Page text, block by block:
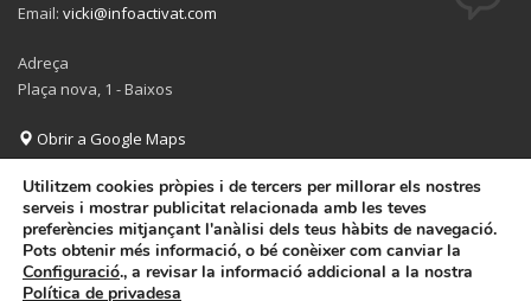
Email: vicki@infoactivat.com
Adreça
Plaça nova, 1 - Baixos
Obrir a Google Maps
GET SOCIAL
Utilitzem cookies pròpies i de tercers per millorar els nostres
serveis i mostrar publicitat relacionada amb les teves
preferències mitjançant l'anàlisi dels teus hàbits de navegació.
Pots obtenir més informació, o bé conèixer com canviar la
Configuració., a revisar la informació addicional a la nostra
Política de privadesa